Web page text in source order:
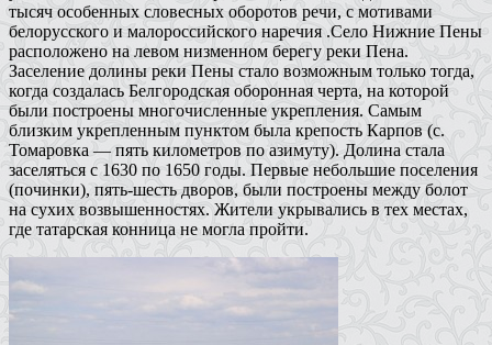
тысяч особенных словесных оборотов речи, с мотивами
белорусского и малороссийского наречия .Село Нижние Пены
расположено на левом низменном берегу реки Пена.
Заселение долины реки Пены стало возможным только тогда,
когда создалась Белгородская оборонная черта, на которой
были построены многочисленные укрепления. Самым
близким укрепленным пунктом была крепость Карпов (с.
Томаровка — пять километров по азимуту). Долина стала
заселяться с 1630 по 1650 годы. Первые небольшие поселения
(починки), пять-шесть дворов, были построены между болот
на сухих возвышенностях. Жители укрывались в тех местах,
где татарская конница не могла пройти.